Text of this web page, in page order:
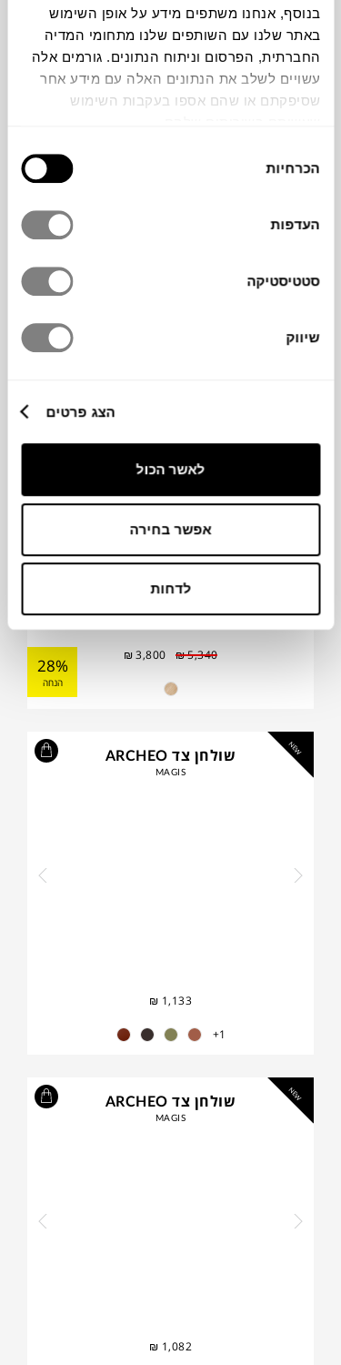
בנוסף, אנחנו משתפים מידע על אופן השימוש
באתר שלנו עם השותפים שלנו מתחומי המדיה
החברתית, הפרסום וניתוח הנתונים. גורמים אלה
עשויים לשלב את הנתונים האלה עם מידע אחר
שסיפקתם או שהם אספו בעקבות השימוש
הסכמה
הכרחיות
העדפות
סטטיסטיקה
שיווק
הצג פרטים
לאשר הכול
אפשר בחירה
לדחות
כורסה REX 120
VERY WOOD
25%
הנחה
₪5,340
₪3,800
28%
הנחה
NEW שולחן צד ARCHEO
MAGIS
₪ 1,133
1+
NEW שולחן צד ARCHEO
MAGIS
₪ 1,082